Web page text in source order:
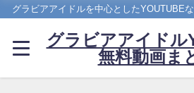
グラビアアイドルを中心としたYOUTUBE
グラビアアイドル
無料動画ま